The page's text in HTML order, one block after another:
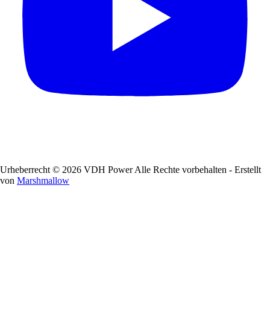
Urheberrecht © 2026 VDH Power Alle Rechte vorbehalten - Erstellt
von Marshmallow